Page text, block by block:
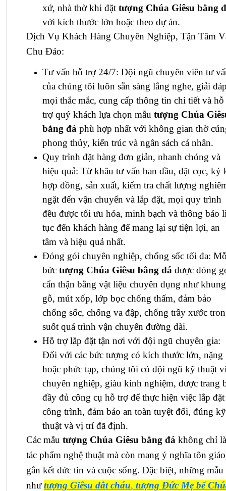
xứ, nhà thờ khi đặt tượng Chúa Giêsu bằng
với kích thước lớn hoặc theo dự án.
Dịch Vụ Khách Hàng Chuyên Nghiệp, Tận Tâm
Chu Đáo:
Tư vấn hỗ trợ 24/7: Đội ngũ chuyên viên tư
của chúng tôi luôn sẵn sàng lắng nghe, giải
mọi thắc mắc, cung cấp thông tin chi tiết và hỗ
trợ quý khách lựa chọn mẫu tượng Chúa
bằng đá phù hợp nhất với không gian thờ
phong thủy, kiến trúc và ngân sách cá nhân.
Quy trình đặt hàng đơn giản, nhanh chóng và
hiệu quả: Từ khâu tư vấn ban đầu, đặt cọc, ký
hợp đồng, sản xuất, kiểm tra chất lượng
ngặt đến vận chuyển và lắp đặt, mọi quy trình
đều được tối ưu hóa, minh bạch và thông báo
tục đến khách hàng để mang lại sự tiện lợi, an
tâm và hiệu quả nhất.
Đóng gói chuyên nghiệp, chống sốc tối đa:
bức tượng Chúa Giêsu bằng đá được đóng
cẩn thận bằng vật liệu chuyên dụng như khung
gỗ, mút xốp, lớp bọc chống thấm, đảm bảo
chống sốc, chống va đập, chống trầy xước
suốt quá trình vận chuyển đường dài.
Hỗ trợ lắp đặt tận nơi với đội ngũ chuyên gia:
Đối với các bức tượng có kích thước lớn, nặng
hoặc phức tạp, chúng tôi có đội ngũ kỹ thuật
chuyên nghiệp, giàu kinh nghiệm, được trang
đầy đủ công cụ hỗ trợ để thực hiện việc lắp
công trình, đảm bảo an toàn tuyệt đối, đúng kỹ
thuật và vị trí đã định.
Các mẫu tượng Chúa Giêsu bằng đá không chỉ là
tác phẩm nghệ thuật mà còn mang ý nghĩa tôn
gắn kết đức tin và cuộc sống. Đặc biệt, những mẫu
nhưtượng Giêsu dắt cháu, tượng Đức Mẹ bế